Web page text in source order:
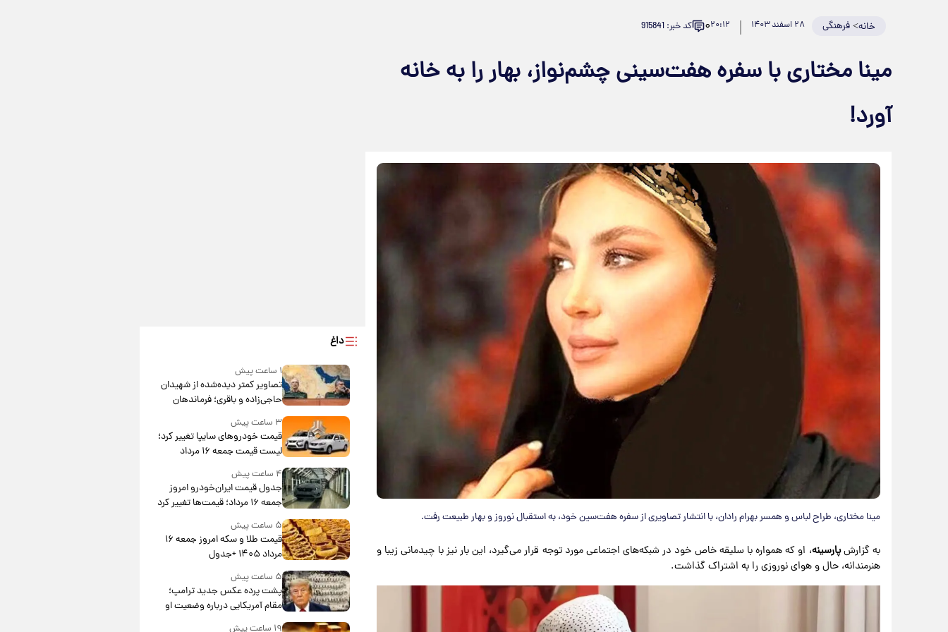
خانه>فرهنگی ۲۸ اسفند ۱۴۰۳ ۲۰:۱۲۰ کد خبر: 915841
مینا مختاری با سفره هفت‌سینی چشم‌نواز، بهار را به خانه
آورد!
مینا مختاری، طراح لباس و همسر بهرام رادان، با انتشار تصاویری از سفره هفت‌سین خود، به استقبال نوروز و بهار طبیعت رفت.
به گزارشپارسینه، او که همواره با سلیقه خاص خود در شبکه‌های اجتماعی مورد توجه قرار می‌گیرد، این بار نیز با چیدمانی زیبا و
هنرمندانه، حال و هوای نوروزی را به اشتراک گذاشت.
داغ
۱ ساعت پیش
تصاویر کمتر دیده‌شده از شهیدان
حاجی‌زاده و باقری؛ فرماندهان
۳ ساعت پیش
قیمت خودروهای سایپا تغییر کرد؛
لیست قیمت جمعه ۱۶ مرداد
منتشر شد
۴ ساعت پیش
جدول قیمت ایران‌خودرو امروز
جمعه ۱۶ مرداد؛ قیمت‌ها تغییر کرد
۵ ساعت پیش
قیمت طلا و سکه امروز جمعه ۱۶
مرداد ۱۴۰۵ +جدول
۵ ساعت پیش
پشت پرده عکس جدید ترامپ؛
مقام آمریکایی درباره وضعیت او
چه گفت؟
۱۹ ساعت پیش